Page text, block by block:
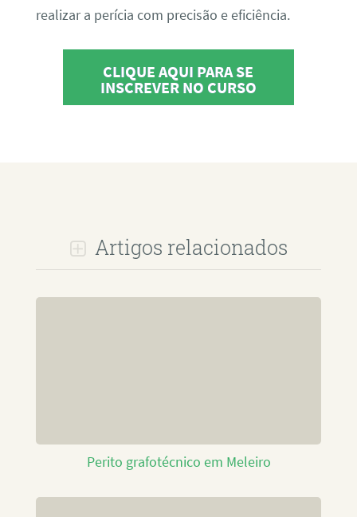
realizar a perícia com precisão e eficiência.
CLIQUE AQUI PARA SE
INSCREVER NO CURSO
Artigos relacionados
Perito grafotécnico em Meleiro